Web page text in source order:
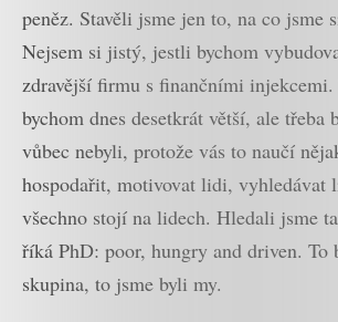
peněz. Stavěli jsme jen to, na co jsme
Nejsem si jistý, jestli bychom
zdravější firmu s finančními
bychom dnes desetkrát větší, ale třeba
vůbec nebyli, protože vás to naučí
hospodařit, motivovat lidi, vyhledávat
všechno stojí na lidech. Hledali jsme
říká PhD: poor, hungry and driven. To
skupina, to jsme byli my.